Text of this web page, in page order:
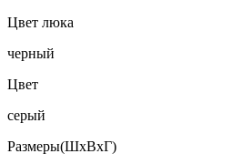
Цвет люка
черный
Цвет
серый
Размеры(ШхВхГ)